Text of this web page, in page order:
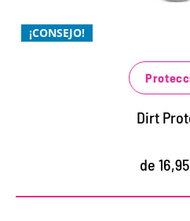
¡CONSEJO!especialmente para los
Dirt
de